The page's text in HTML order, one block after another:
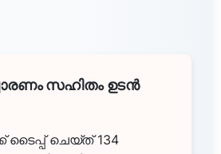
സഹിതം ഉടൻ
ടൈപ്പ് ചെയ്ത് 134